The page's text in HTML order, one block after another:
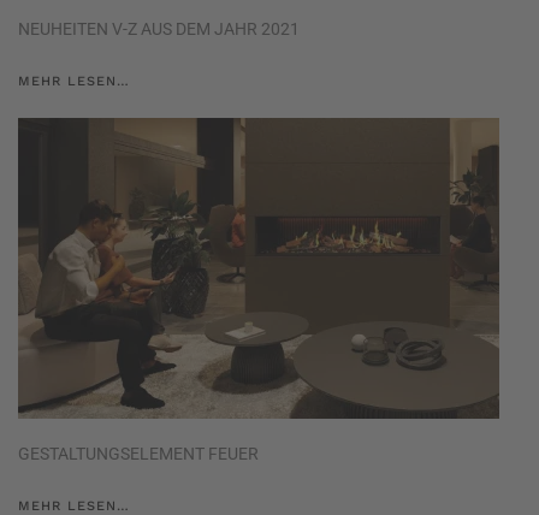
NEUHEITEN V-Z AUS DEM JAHR 2021
MEHR LESEN…
GESTALTUNGSELEMENT FEUER
MEHR LESEN…